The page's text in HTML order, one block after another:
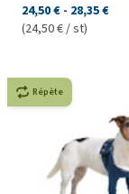
24,50 € - 28,35 €
(24,50 € / st)
Répète